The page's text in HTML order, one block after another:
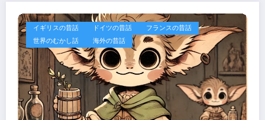
イギリスの昔話 ドイツの昔話
フランスの昔話
世界のむかし話
海外の昔話